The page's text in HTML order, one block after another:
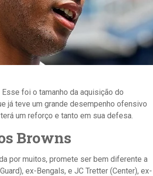
foi o tamanho da aquisição do
já teve um grande desempenho ofensivo
um reforço e tanto em sua defesa.
Browns
por muitos, promete ser bem diferente a
ex-Bengals, e JC Tretter (Center), ex-